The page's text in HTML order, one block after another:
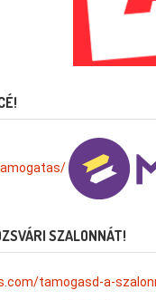
SZALONNÁT!
tamogasd-a-